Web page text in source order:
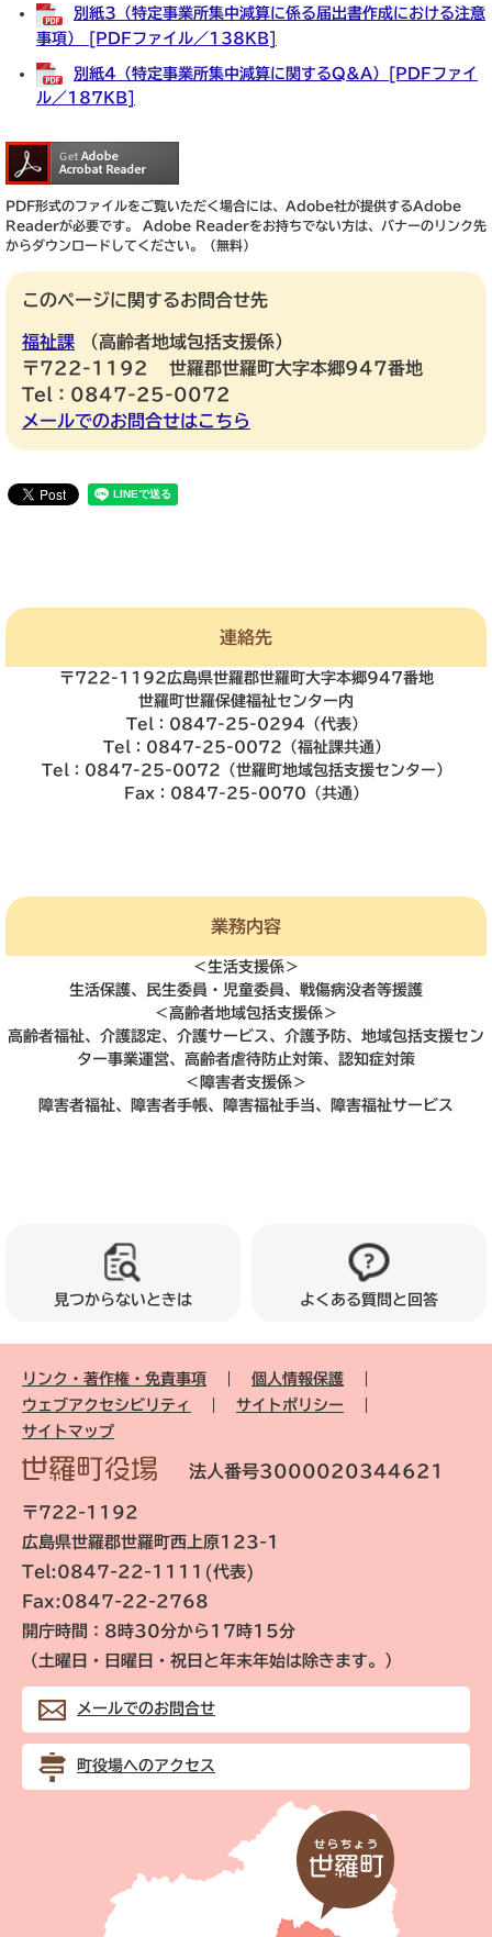
別紙3（特定事業所集中減算に係る届出書作成における注意
事項） [PDFファイル／138KB]
別紙4（特定事業所集中減算に関するQ&A）[PDFファイ
ル／187KB]
PDF形式のファイルをご覧いただく場合には、Adobe社が提供するAdobe
Readerが必要です。
Adobe Readerをお持ちでない方は、バナーのリンク先
からダウンロードしてください。（無料）
このページに関するお問合せ先
福祉課
高齢者地域包括支援係
〒722-1192
世羅郡世羅町大字本郷947番地
Tel：0847-25-0072
メールでのお問合せはこちら
連絡先
〒722-1192広島県世羅郡世羅町大字本郷947番地
世羅町世羅保健福祉センター内
Tel：0847-25-0294（代表）
Tel：0847-25-0072（福祉課共通）
Tel：0847-25-0072（世羅町地域包括支援センター）
Fax：0847-25-0070（共通）
業務内容
＜生活支援係＞
生活保護、民生委員・児童委員、戦傷病没者等援護
＜高齢者地域包括支援係＞
高齢者福祉、介護認定、介護サービス、介護予防、地域包括支援セン
ター事業運営、高齢者虐待防止対策、認知症対策
＜障害者支援係＞
障害者福祉、障害者手帳、障害福祉手当、障害福祉サービス
見つからないときは よくある質問と回答
リンク・著作権・免責事項
個人情報保護
ウェブアクセシビリティ
サイトポリシー
サイトマップ
法人番号3000020344621
〒722-1192
広島県世羅郡世羅町西上原123-1
Tel:0847-22-1111(代表)
Fax:0847-22-2768
開庁時間：8時30分から17時15分
（土曜日・日曜日・祝日と年末年始は除きます。）
メールでのお問合せ
町役場へのアクセス